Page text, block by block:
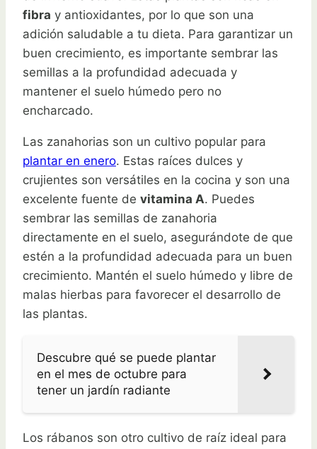
fibra y antioxidantes, por lo que son una
adición saludable a tu dieta. Para garantizar un
buen crecimiento, es importante sembrar las
semillas a la profundidad adecuada y
mantener el suelo húmedo pero no
encharcado.
Las zanahorias son un cultivo popular para
plantar en enero. Estas raíces dulces y
crujientes son versátiles en la cocina y son una
excelente fuente de vitamina A. Puedes
sembrar las semillas de zanahoria
directamente en el suelo, asegurándote de que
estén a la profundidad adecuada para un buen
crecimiento. Mantén el suelo húmedo y libre de
malas hierbas para favorecer el desarrollo de
las plantas.
Descubre qué se puede plantar
en el mes de octubre para
tener un jardín radiante
Los rábanos son otro cultivo de raíz ideal para